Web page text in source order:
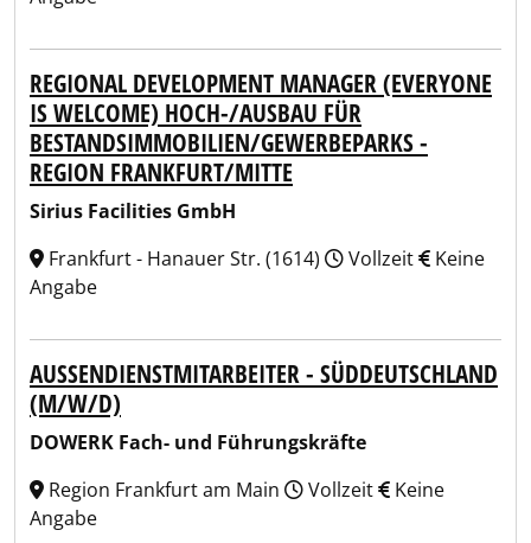
REGIONAL DEVELOPMENT MANAGER (EVERYONE
IS WELCOME) HOCH-/AUSBAU FÜR
BESTANDSIMMOBILIEN/GEWERBEPARKS -
REGION FRANKFURT/MITTE
Sirius Facilities GmbH
Frankfurt - Hanauer Str. (1614)
Vollzeit
Keine
Angabe
AUSSENDIENSTMITARBEITER - SÜDDEUTSCHLAND (
M/W/D)
DOWERK Fach- und Führungskräfte
Region Frankfurt am Main
Vollzeit
Keine
Angabe